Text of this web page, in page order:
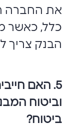
את החברה
כלל, כאשר
הבנק צריך
5. האם
וביטוח
ביטוח?